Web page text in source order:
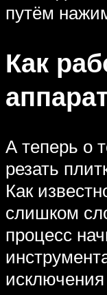
путём
Как
А теперь о
резать
Как
слишком
процесс